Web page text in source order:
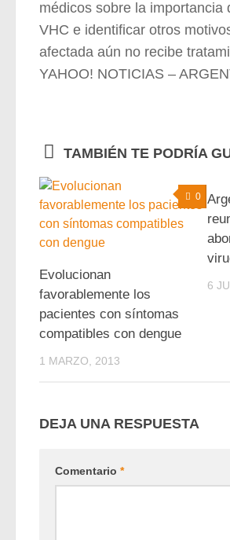
médicos sobre la importancia
VHC e identificar otros
afectada aún no recibe
YAHOO! NOTICIAS –
TAMBIÉN TE PODRÍA
0
Evolucionan
favorablemente los
pacientes con síntomas
compatibles con dengue
1 MARZO, 2013
6
DEJA UNA RESPUESTA
Comentario *